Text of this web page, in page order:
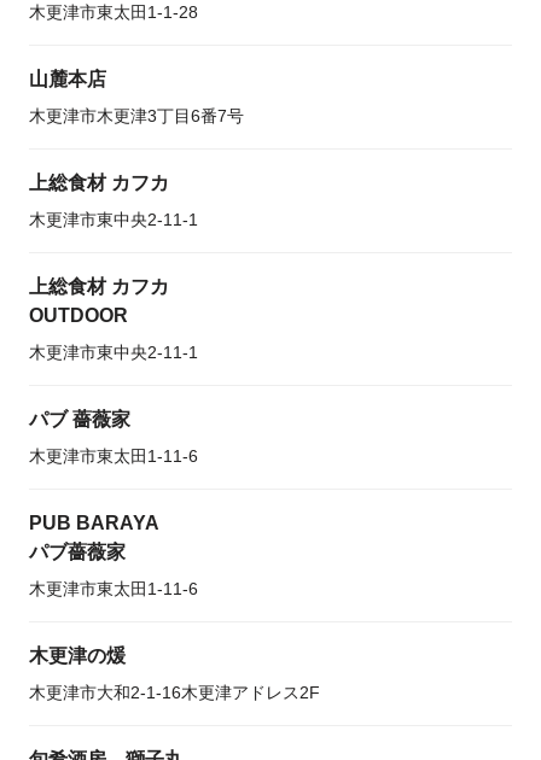
木更津市東太田1-1-28
山麓本店
木更津市木更津3丁目6番7号
上総食材 カフカ
木更津市東中央2-11-1
上総食材 カフカ
OUTDOOR
木更津市東中央2-11-1
パブ 薔薇家
木更津市東太田1-11-6
PUB BARAYA
パブ薔薇家
木更津市東太田1-11-6
木更津の煖
木更津市大和2-1-16木更津アドレス2F